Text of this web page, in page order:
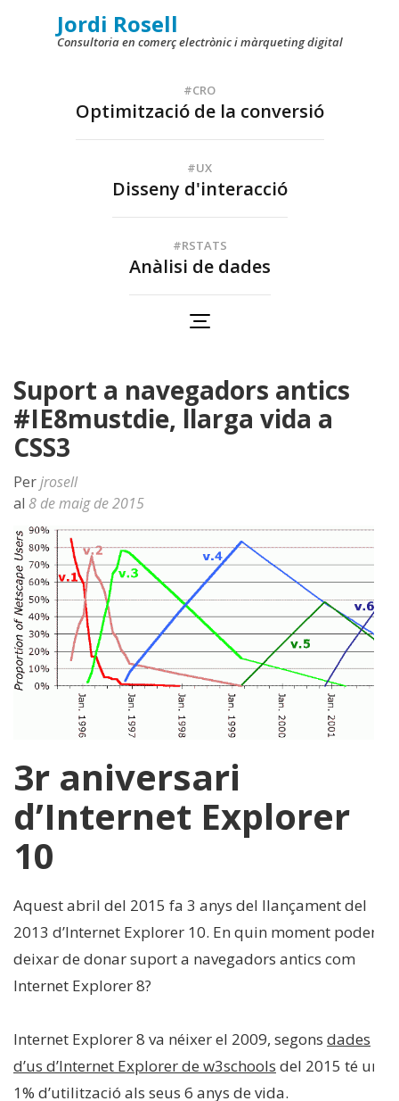
Jordi Rosell
Consultoria en comerç electrònic i màrqueting digital
#CRO
Optimització de la conversió
#UX
Disseny d'interacció
#RSTATS
Anàlisi de dades
Suport a navegadors antics
#IE8mustdie, llarga vida a
CSS3
Perjrosell
al 8 de maig de 2015
3r aniversari
d’Internet Explorer
10
Aquest abril del 2015 fa 3 anys del llançament del
2013 d’Internet Explorer 10. En quin moment podem
deixar de donar suport a navegadors antics com
Internet Explorer 8?
Internet Explorer 8 va néixer el 2009, segons dades
d’us d’Internet Explorer de w3schools del 2015 té un
1% d’utilització als seus 6 anys de vida.